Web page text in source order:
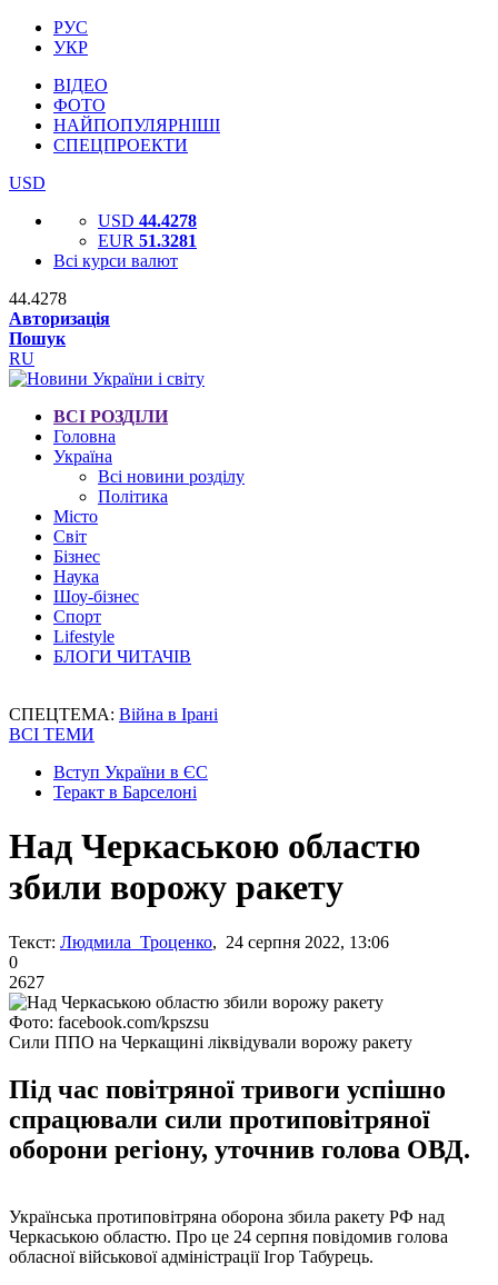
РУС
УКР
ВІДЕО
ФОТО
НАЙПОПУЛЯРНІШІ
СПЕЦПРОЕКТИ
USD
USD 44.4278
EUR 51.3281
Всі курси валют
44.4278
Авторизація
Пошук
RU
ВСІ РОЗДІЛИ
Головна
Україна
Всі новини розділу
Політика
Місто
Світ
Бізнес
Наука
Шоу-бізнес
Спорт
Lifestyle
БЛОГИ ЧИТАЧІВ
СПЕЦТЕМА: Війна в Ірані
ВСІ ТЕМИ
Вступ України в ЄС
Теракт в Барселоні
Над Черкаською областю
збили ворожу ракету
Текст: Людмила Троценко, 24 серпня 2022, 13:06
0
2627
Фото: facebook.com/kpszsu
Сили ППО на Черкащині ліквідували ворожу ракету
Під час повітряної тривоги успішно
спрацювали сили протиповітряної
оборони регіону, уточнив голова ОВД.
Українська протиповітряна оборона збила ракету РФ над
Черкаською областю. Про це 24 серпня повідомив голова
обласної військової адміністрації Ігор Табурець.